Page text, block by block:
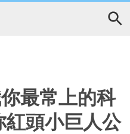
最常上的科
頭小巨人公